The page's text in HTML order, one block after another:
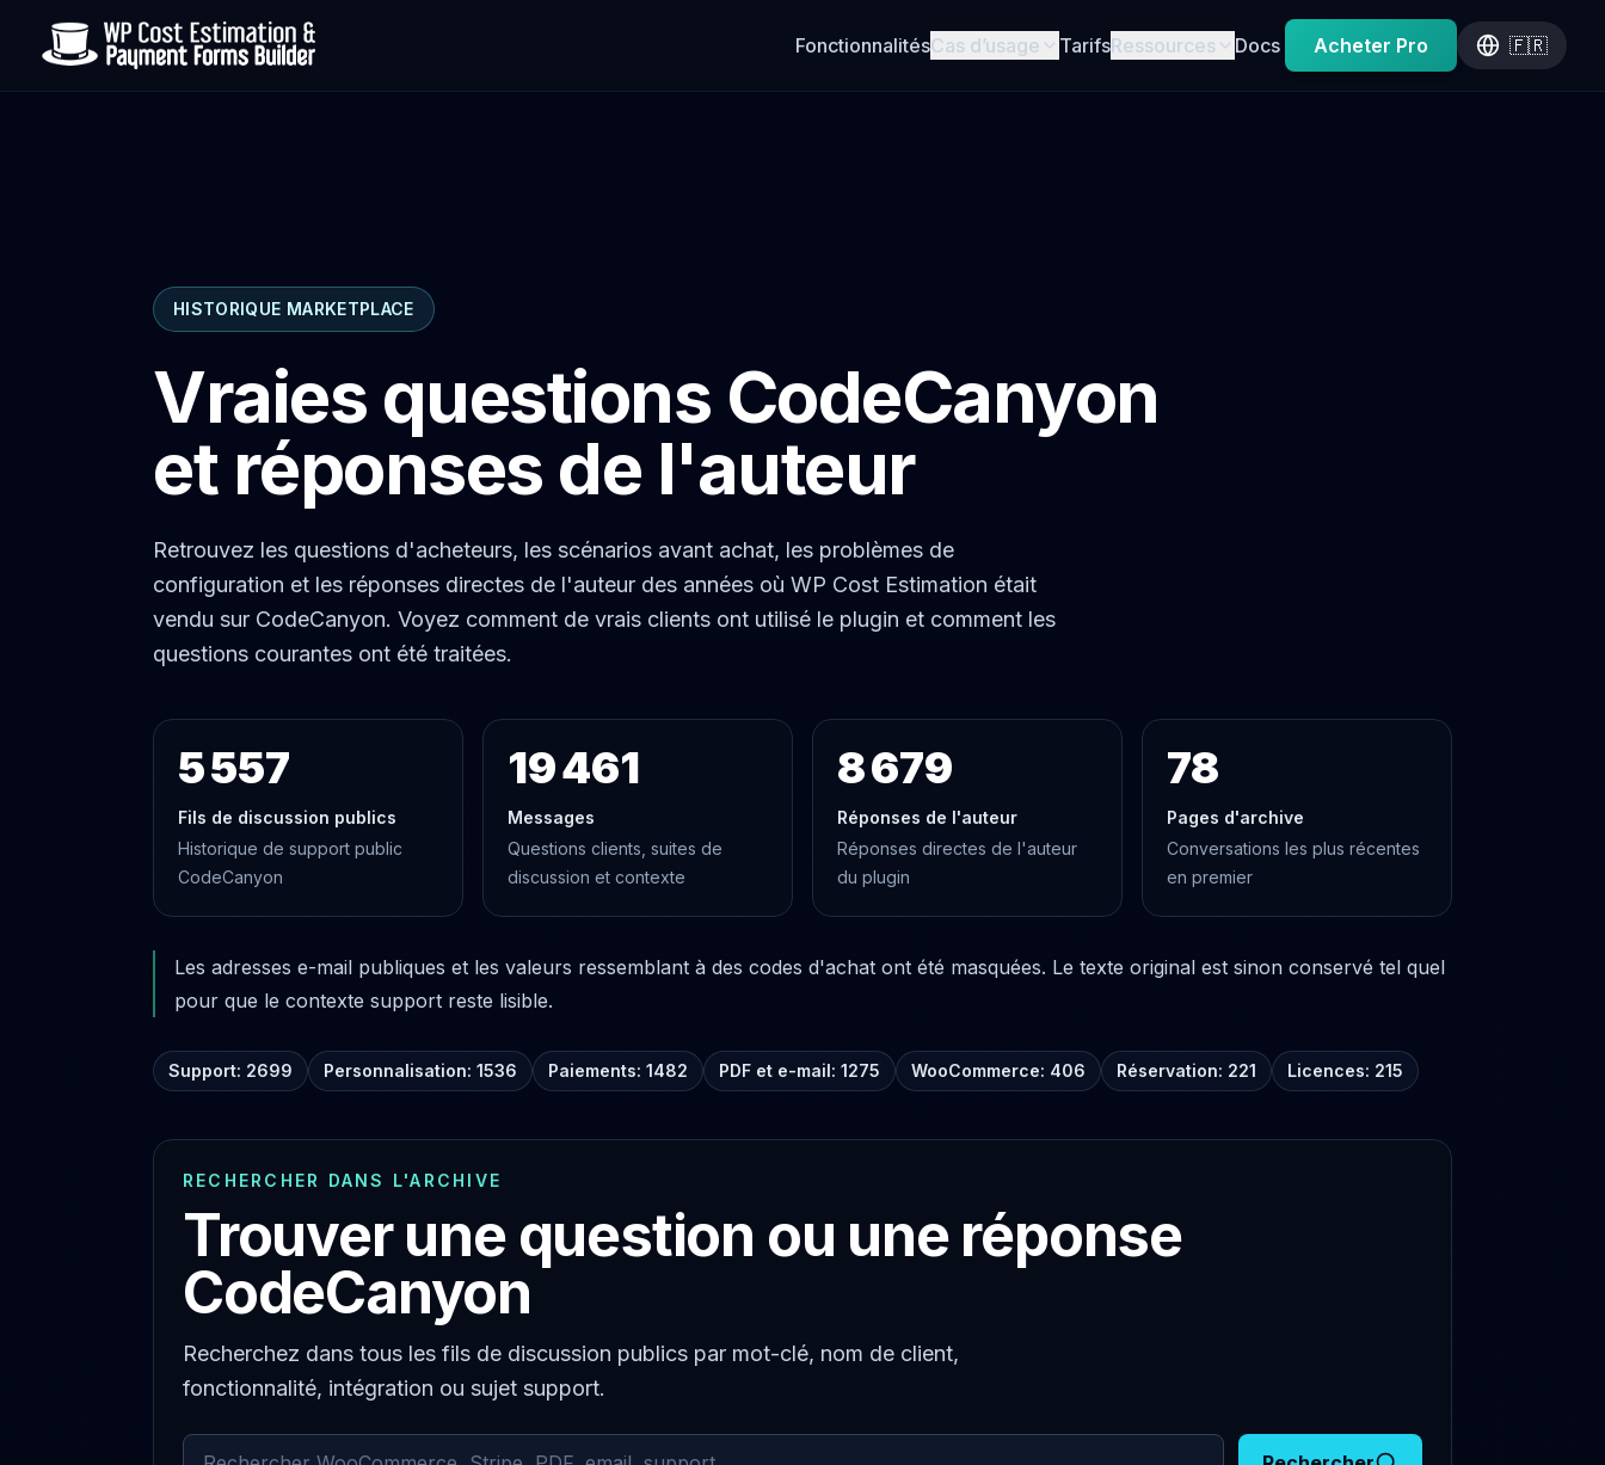
FonctionnalitésCas d’usage TarifsRessources Docs Acheter Pro 🇫🇷
HISTORIQUE MARKETPLACE
Vraies questions CodeCanyon
et réponses de l'auteur
Retrouvez les questions d'acheteurs, les scénarios avant achat, les problèmes de
configuration et les réponses directes de l'auteur des années où WP Cost Estimation était
vendu sur CodeCanyon. Voyez comment de vrais clients ont utilisé le plugin et comment les
questions courantes ont été traitées.
5 557
Fils de discussion publics
Historique de support public
CodeCanyon
19 461
Messages
Questions clients, suites de
discussion et contexte
8 679
Réponses de l'auteur
Réponses directes de l'auteur
du plugin
78
Pages d'archive
Conversations les plus récentes
en premier
Les adresses e-mail publiques et les valeurs ressemblant à des codes d'achat ont été masquées. Le texte original est sinon conservé tel quel
pour que le contexte support reste lisible.
Support: 2699 Personnalisation: 1536 Paiements: 1482 PDF et e-mail: 1275 WooCommerce: 406 Réservation: 221 Licences: 215
RECHERCHER DANS L'ARCHIVE
Trouver une question ou une réponse
CodeCanyon
Recherchez dans tous les fils de discussion publics par mot-clé, nom de client,
fonctionnalité, intégration ou sujet support.
Rechercher dans les commentaires archivés